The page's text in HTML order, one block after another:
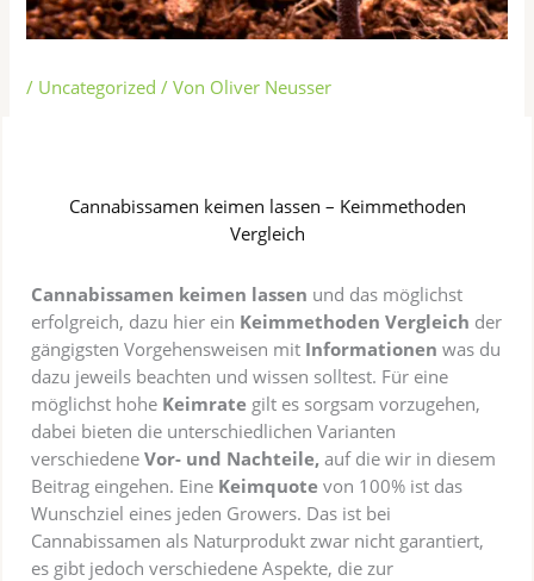
/ Uncategorized / Von Oliver Neusser
Cannabissamen keimen lassen – Keimmethoden
Vergleich
Cannabissamen keimen lassen und das möglichst
erfolgreich, dazu hier ein Keimmethoden Vergleich der
gängigsten Vorgehensweisen mit Informationen was du
dazu jeweils beachten und wissen solltest. Für eine
möglichst hohe Keimrate gilt es sorgsam vorzugehen,
dabei bieten die unterschiedlichen Varianten
verschiedeneVor- und Nachteile, auf die wir in diesem
Beitrag eingehen. Eine Keimquote von 100% ist das
Wunschziel eines jeden Growers. Das ist bei
Cannabissamen als Naturprodukt zwar nicht garantiert,
es gibt jedoch verschiedene Aspekte, die zur